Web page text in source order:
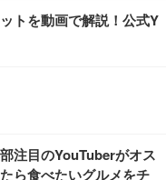
トを動画で解説！公式Y
注目のYouTuberがオス
ら食べたいグルメをチ